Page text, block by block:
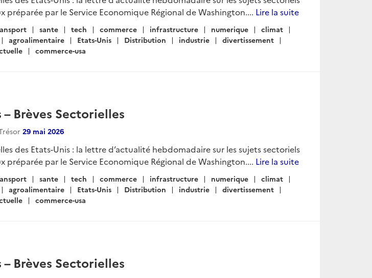
préparée par le Service Economique Régional de Washington.... Lire la suite
sante tech commerce infrastructure numerique
climat
agroalimentaire Etats-Unis Distribution industrie
divertissement
commerce-usa
– Brèves Sectorielles
29 mai 2026
des Etats-Unis : la lettre d’actualité hebdomadaire sur les sujets sectoriels
préparée par le Service Economique Régional de Washington.... Lire la suite
sante tech commerce infrastructure numerique
climat
agroalimentaire Etats-Unis Distribution industrie
divertissement
commerce-usa
– Brèves Sectorielles